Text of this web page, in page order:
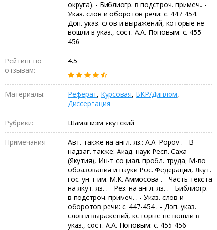
округа). - Библиогр. в подстроч. примеч.. -
Указ. слов и оборотов речи: с. 447-454. -
Доп. указ. слов и выражений, которые не
вошли в указ., сост. А.А. Поповым: с. 455-
456
Рейтинг по
отзывам:
4.5
Материалы: Реферат, Курсовая, ВКР/Диплом,
Диссертация
Рубрики: Шаманизм якутский
Примечания:
Авт. также на англ. яз.: A.A. Popov . - В
надзаг. также: Акад. наук Респ. Саха
(Якутия), Ин-т социал. пробл. труда, М-во
образования и науки Рос. Федерации, Якут.
гос. ун-т им. М.К. Аммосова . - Часть текста
на якут. яз. . - Рез. на англ. яз. . - Библиогр.
в подстроч. примеч. . - Указ. слов и
оборотов речи: с. 447-454 . - Доп. указ.
слов и выражений, которые не вошли в
указ., сост. А.А. Поповым: с. 455-456